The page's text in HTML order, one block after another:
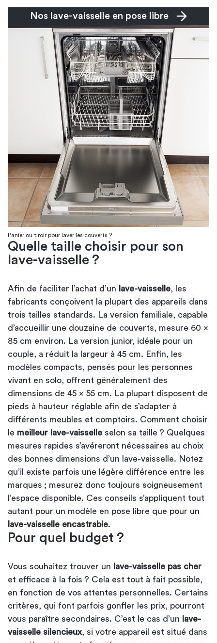
Panier ou tiroir pour laver les couverts ?
Nos lave-vaisselle en pose libre
Quelle taille choisir pour son
lave-vaisselle ?
Afin de faciliter l’achat d’un lave-vaisselle , les
fabricants conçoivent la plupart des appareils dans
trois tailles standards. La version familiale, capable
d’accueillir une douzaine de couverts, mesure 60 x
85 cm environ. La version junior, idéale pour un
couple, a réduit la largeur à 45 cm. Enfin, les
modèles compacts, pensés pour les personnes
vivant en solo, offrent généralement des
dimensions de 45 x 55 cm. La plupart disposent de
pieds à hauteur réglable afin de s’adapter à
différents meubles et comptoirs. Comment choisir
le meilleur lave-vaisselle selon sa taille ? Quelques
mesures rapides s’avéreront nécessaires au choix
des bonnes dimensions d’un lave-vaisselle. Notez
qu’il existe parfois une légère différence entre les
marques ; mesurez donc toujours soigneusement
l’espace disponible. Ces conseils s’appliquent tout
autant pour un modèle en pose libre que pour un
lave-vaisselle encastrable.
Pour quel budget ?
Vous souhaitez trouver un
lave-vaisselle pas cher
et efficace à la fois ? Cela est tout à fait possible,
en fonction de vos attentes personnelles. Certains
critères, qui font parfois gonfler les prix, pourront
vous paraître secondaires. C’est le cas d’un
lave-
vaisselle silencieux, si votre appareil est situé dans